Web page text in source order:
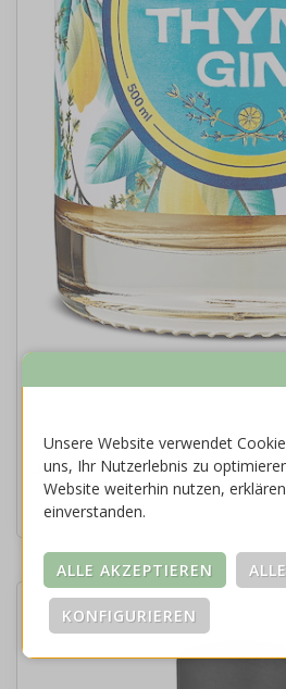
LEMON THYME GIN | 500 ml
Art.-Nr. L228:500
Ab Lager
Unsere Website verwendet
uns, Ihr Nutzerlebnis zu
Website weiterhin nutzen,
einverstanden.